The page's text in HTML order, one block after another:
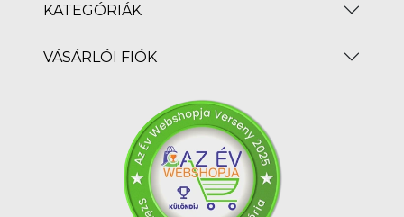
KATEGÓRIÁK
VÁSÁRLÓI FIÓK